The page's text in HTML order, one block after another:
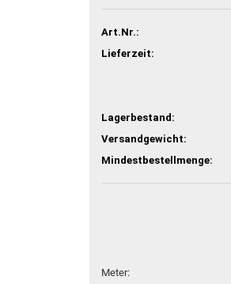
Art.Nr.:
Lieferzeit:
Lagerbestand:
Versandgewicht:
Mindestbestellmenge:
Meter: